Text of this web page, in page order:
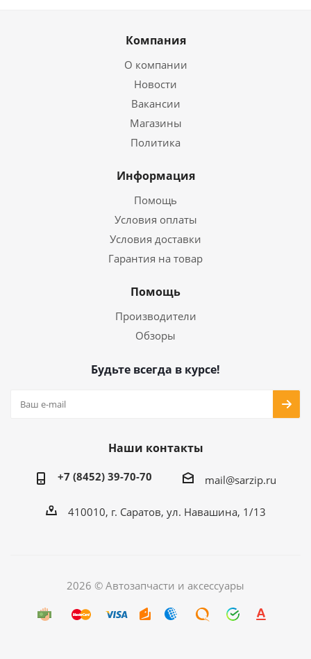
Компания
О компании
Новости
Вакансии
Магазины
Политика
Информация
Помощь
Условия оплаты
Условия доставки
Гарантия на товар
Помощь
Производители
Обзоры
Будьте всегда в курсе!
Наши контакты
+7 (8452) 39-70-70 mail@sarzip.ru
410010, г. Саратов, ул. Навашина, 1/13
2026 © Автозапчасти и аксессуары